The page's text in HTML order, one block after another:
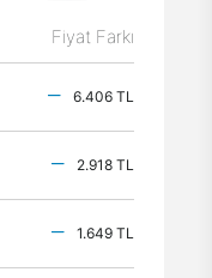
Fiyat Farkı
6.406 TL
2.918 TL
1.649 TL